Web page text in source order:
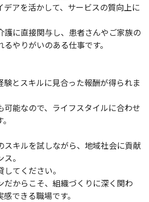
デアを活かして、サービスの質向上に
護に直接関与し、患者さんやご家族の
やりがいのある仕事です。
験とスキルに見合った報酬が得られま
可能なので、ライフスタイルに合わせ
スキルを試しながら、地域社会に貢献
。
てください。
だからこそ、組織づくりに深く関わ
できる職場です。